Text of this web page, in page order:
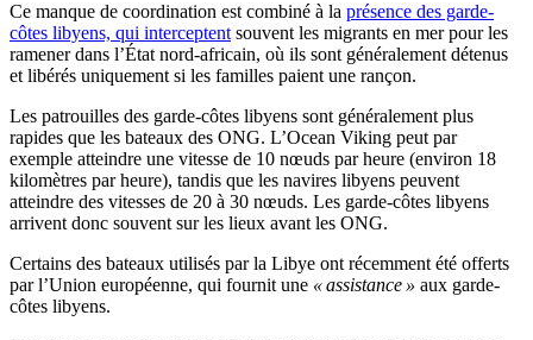
Ce manque de coordination est combiné à la présence des garde-
côtes libyens, qui interceptent souvent les migrants en mer pour les
ramener dans l’État nord-africain, où ils sont généralement détenus
et libérés uniquement si les familles paient une rançon.
Les patrouilles des garde-côtes libyens sont généralement plus
rapides que les bateaux des ONG. L’Ocean Viking peut par
exemple atteindre une vitesse de 10 nœuds par heure (environ 18
kilomètres par heure), tandis que les navires libyens peuvent
atteindre des vitesses de 20 à 30 nœuds. Les garde-côtes libyens
arrivent donc souvent sur les lieux avant les ONG.
Certains des bateaux utilisés par la Libye ont récemment été offerts
par l’Union européenne, qui fournit une « assistance » aux garde-
côtes libyens.